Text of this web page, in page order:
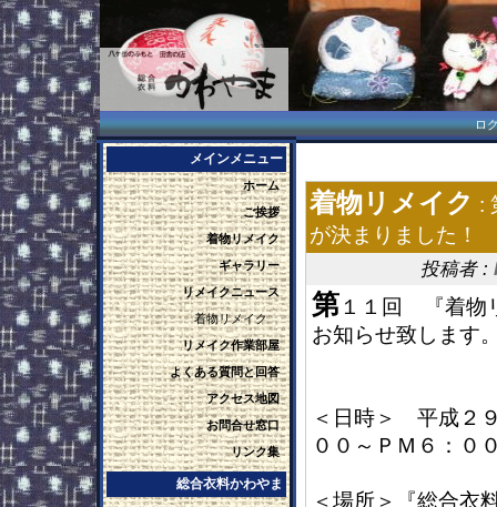
ロ
メインメニュー
ホーム
ご挨拶
着物リメイク
ギャラリー
リメイクニュース
着物リメイク
リメイク作業部屋
よくある質問と回答
アクセス地図
お問合せ窓口
リンク集
総合衣料かわやま
着物リメイク :
が決まりました！
投稿者 :
第 １１回 『着物
お知らせ致します
＜日時＞ 平成２
００～ＰＭ６：０
＜場所＞『総合衣